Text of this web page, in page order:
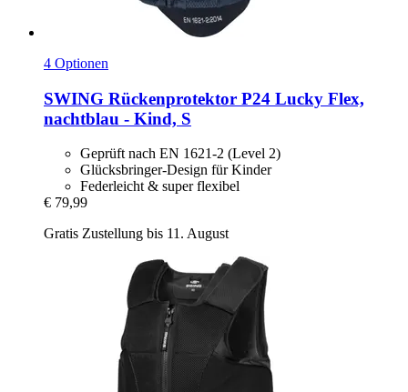
4 Optionen
SWING Rückenprotektor P24 Lucky Flex,
nachtblau -​ Kind, S
Geprüft nach EN 1621-2 (Level 2)
Glücksbringer-Design für Kinder
Federleicht & super flexibel
€ 79,99
Gratis Zustellung bis 11. August